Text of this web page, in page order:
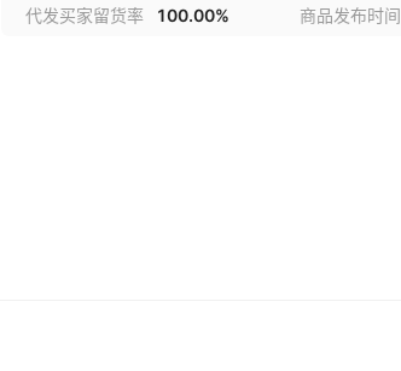
代发买家留货率
100.00% 商品发布时间